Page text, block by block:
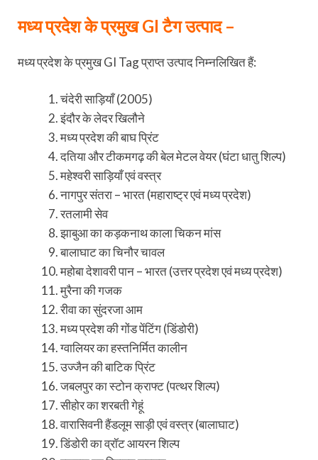
मध्य प्रदेश के प्रमुख GI टैग उत्पाद –
मध्य प्रदेश के प्रमुख GI Tag प्राप्त उत्पाद निम्नलिखित हैं:
चंदेरी साड़ियाँ (2005)
इंदौर के लेदर खिलौने
मध्य प्रदेश की बाघ प्रिंट
दतिया और टीकमगढ़ की बेल मेटल वेयर (घंटा धातु शिल्प)
महेश्वरी साड़ियाँ एवं वस्त्र
नागपुर संतरा – भारत (महाराष्ट्र एवं मध्य प्रदेश)
रतलामी सेव
झाबुआ का कड़कनाथ काला चिकन मांस
बालाघाट का चिनौर चावल
महोबा देशावरी पान – भारत (उत्तर प्रदेश एवं मध्य प्रदेश)
मुरैना की गजक
रीवा का सुंदरजा आम
मध्य प्रदेश की गोंड पेंटिंग (डिंडोरी)
ग्वालियर का हस्तनिर्मित कालीन
उज्जैन की बाटिक प्रिंट
जबलपुर का स्टोन क्राफ्ट (पत्थर शिल्प)
सीहोर का शरबती गेहूं
वारासिवनी हैंडलूम साड़ी एवं वस्त्र (बालाघाट)
डिंडोरी का व्रॉट आयरन शिल्प